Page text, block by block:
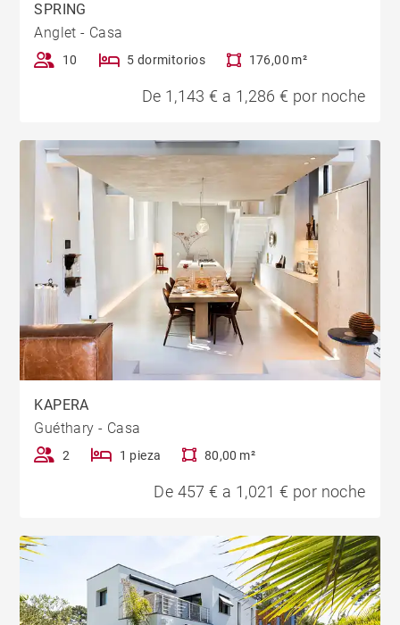
SPRING
Anglet - Casa
10 5 dormitorios 176,00 m²
De 1,143 € a 1,286 € por noche
KAPERA
Guéthary - Casa
2 1 pieza 80,00 m²
De 457 € a 1,021 € por noche